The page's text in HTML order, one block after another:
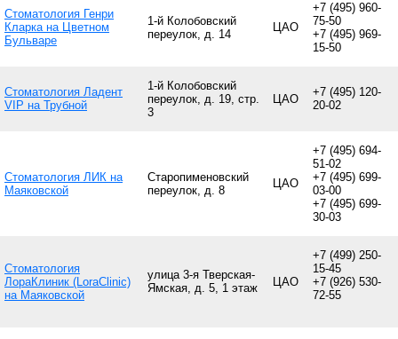
Стоматология Генри
Кларка на Цветном
Бульваре
1-й Колобовский
переулок, д. 14
ЦАО
+7 (495) 960-
75-50
+7 (495) 969-
15-50
Стоматология Ладент
VIP на Трубной
1-й Колобовский
переулок, д. 19, стр.
3
ЦАО
+7 (495) 120-
20-02
Стоматология ЛИК на
Маяковской
Старопименовский
переулок, д. 8
ЦАО
+7 (495) 694-
51-02
+7 (495) 699-
03-00
+7 (495) 699-
30-03
Стоматология
ЛораКлиник (LoraClinic)
на Маяковской
улица 3-я Тверская-
Ямская, д. 5, 1 этаж
ЦАО
+7 (499) 250-
15-45
+7 (926) 530-
72-55